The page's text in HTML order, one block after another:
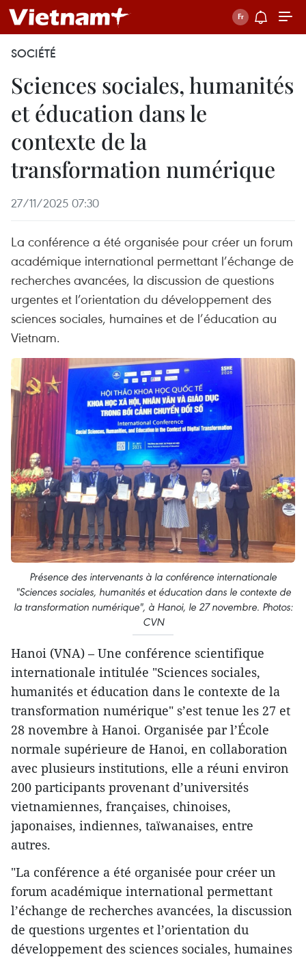
SOCIÉTÉ
Sciences sociales, humanités
et éducation dans le
contexte de la
transformation numérique
27/11/2025 07:30
La conférence a été organisée pour créer un forum
académique international permettant l’échange de
recherches avancées, la discussion de questions
urgentes et l’orientation du développement des
sciences sociales, humaines et de l’éducation au
Vietnam.
Présence des intervenants à la conférence internationale
"Sciences sociales, humanités et éducation dans le contexte de
la transformation numérique", à Hanoi, le 27 novembre. Photos:
CVN
Hanoi (VNA) – Une conférence scientifique
internationale intitulée "Sciences sociales,
humanités et éducation dans le contexte de la
transformation numérique" s’est tenue les 27 et
28 novembre à Hanoi. Organisée par l’École
normale supérieure de Hanoi, en collaboration
avec plusieurs institutions, elle a réuni environ
200 participants provenant d’universités
vietnamiennes, françaises, chinoises,
japonaises, indiennes, taïwanaises, entre
autres.
"La conférence a été organisée pour créer un
forum académique international permettant
l’échange de recherches avancées, la discussion
de questions urgentes et l’orientation du
développement des sciences sociales, humaines